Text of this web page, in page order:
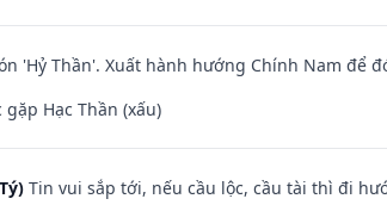
'Hỷ Thần'. Xuất hành hướng Chính Nam để
Hạc Thần (xấu)
Tin vui sắp tới, nếu cầu lộc, cầu tài thì đi